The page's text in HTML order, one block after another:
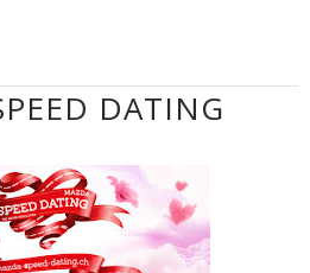
DATING